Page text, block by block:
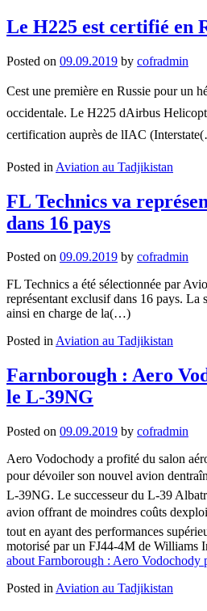
Le H225 est certifié en
Posted on 09.09.2019 by cofradmin
Cest une première en Russie pour un
occidentale. Le H225 dAirbus
certification auprès de lIAC
Posted in Aviation au Tadjikistan
FL Technics va
dans 16 pays
Posted on 09.09.2019 by cofradmin
FL Technics a été sélectionnée par
représentant exclusif dans 16 pays. La
ainsi en charge de la(…)
Posted inAviation au Tadjikistan
Farnborough : Aero
le L-39NG
Posted on 09.09.2019 by cofradmin
Aero Vodochody a profité du salon
pour dévoiler son nouvel avion
L-39NG. Le successeur du L-39
avion offrant de moindres coûts
tout en ayant des performances
motorisé par un FJ44-4M de Williams
about Farnborough : Aero Vodochody
Posted in Aviation au Tadjikistan